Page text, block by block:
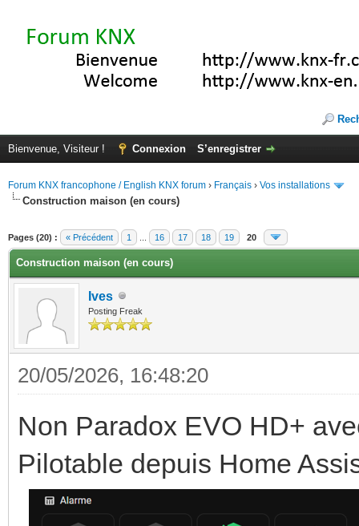
Bienvenue, Visiteur ! Connexion S’enregistrer
Forum KNX francophone / English KNX forum › Français › Vos installations
Construction maison (en cours)
Pages (20) : « Précédent 1 16 17 18 19 20
Construction maison (en cours)
Ives
Posting Freak
20/05/2026, 16:48:20
Non Paradox EVO HD+
Pilotable depuis Home